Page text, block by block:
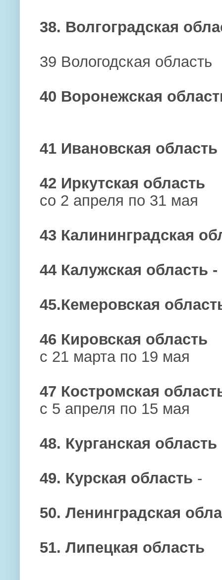
38. Волгоградская
39 Вологодская область
40 Воронежская
41 Ивановская область
42 Иркутская область
со 2 апреля по 31 мая
43 Калининградская
44 Калужская область -
45.Кемеровская
46 Кировская область
с 21 марта по 19 мая
47 Костромская
с 5 апреля по 15 мая
48. Курганская область
49. Курская область -
50. Ленинградская
51. Липецкая область